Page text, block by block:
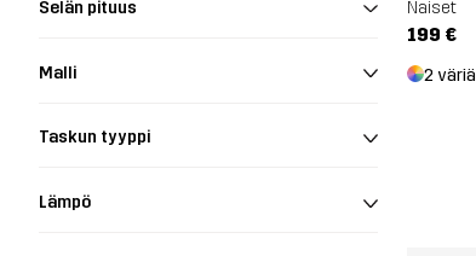
Selän pituus
Malli
Taskun tyyppi
Lämpö
Naiset
199 €
2 väriä